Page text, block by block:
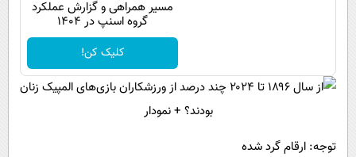
مسیر همراهی و گزارش عملکرد
گروه اسنپ در ۱۴۰۴
کلیک کن!
توجه: ارقام گرد شده